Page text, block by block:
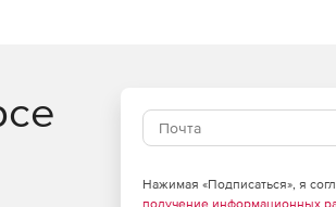
Нажимая «Подписаться», я
получение информационных